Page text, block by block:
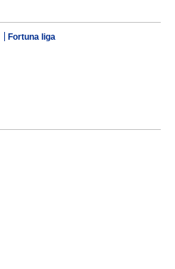
Fortuna liga